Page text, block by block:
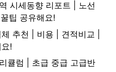
시세동향 리포트 | 노선
팁 공유해요!
추천 | 비용 | 견적비교 |
!
큘럼 | 초급 중급 고급반